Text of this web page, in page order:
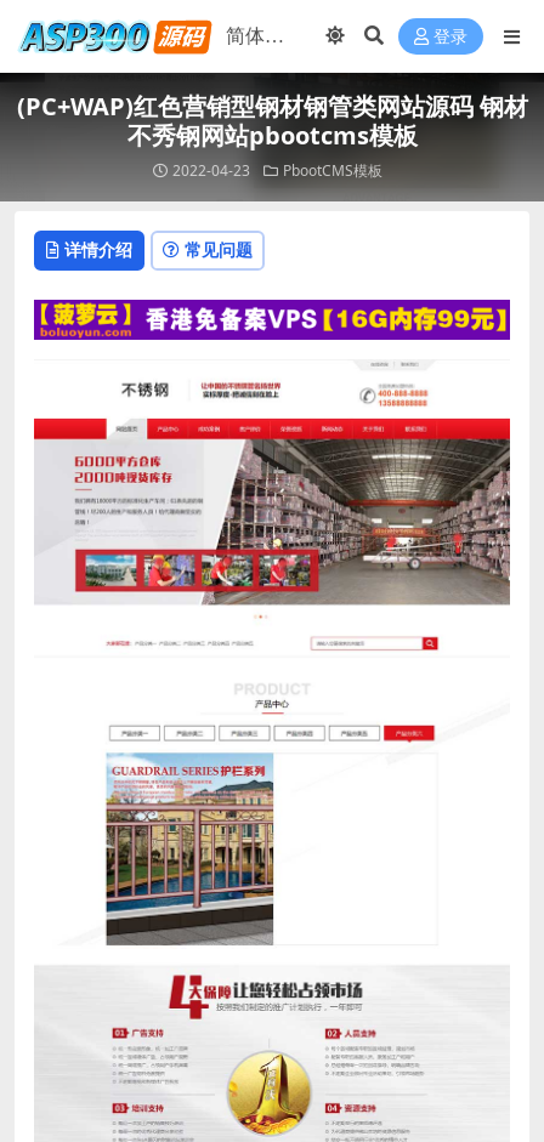
登录
(PC+WAP)红色营销型钢材钢管类网站源码 钢材
不秀钢网站pbootcms模板
2022-04-23 PbootCMS模板
详情介绍 常见问题